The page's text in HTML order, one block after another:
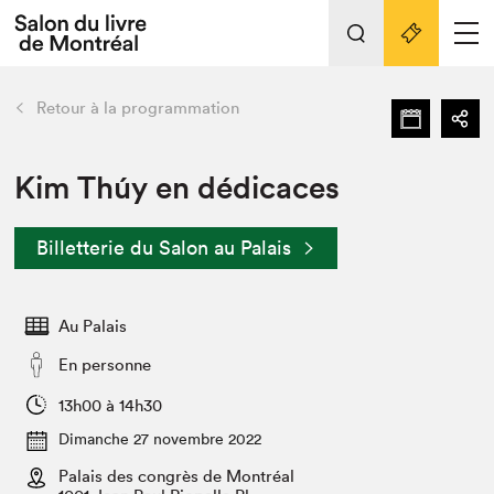
Espace médias
Espace exposant⋅e⋅s
Tout sur l'édition 2022
Actualités
Vidéos et Balados
Club de lecture Braindate
retour Nos activités
Édition 2022
Nous connaître
Projets partenaires 2022
Archives
Liens pratiques
Retour à la programmation
Kim Thúy en dédicaces
Billetterie du Salon au Palais
Au Palais
En personne
13h00 à 14h30
Dimanche 27 novembre 2022
Palais des congrès de Montréal